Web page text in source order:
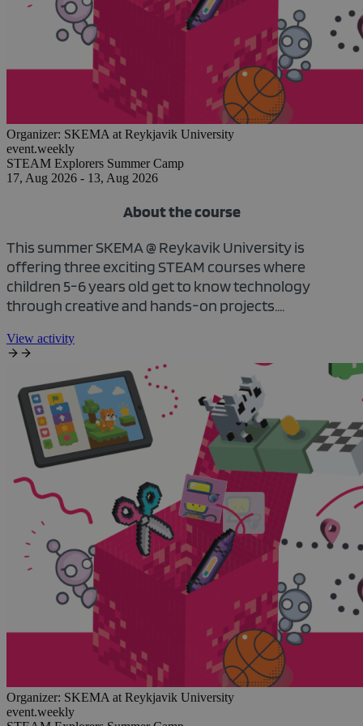
Organizer: SKEMA at Reykjavik University
event.weekly
STEAM Explorers Summer Camp
17, Aug 2026 - 13, Aug 2026
About the course
This summer SKEMA @ Reykavik University is
offering three exciting STEAM courses where
children 5-6 years old get to know technology
through creative and hands-on projects....
View activity
Organizer: SKEMA at Reykjavik University
event.weekly